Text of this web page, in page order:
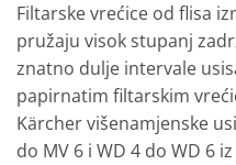
Filtarske vrećice od flisa
pružaju visok stupanj
znatno dulje intervale
papirnatim filtarskim
Kärcher višenamjenske
do MV 6 i WD 4 do WD 6